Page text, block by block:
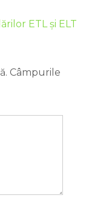
ETL și ELT
Câmpurile